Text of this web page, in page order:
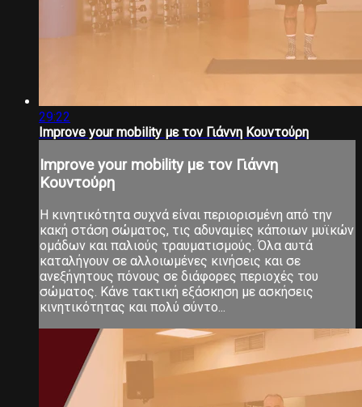
29:22
Improve your mobility με τον Γιάννη Κουντούρη
Improve your mobility με τον Γιάννη
Κουντούρη
Η κινητικότητα συχνά είναι περιορισμένη από την
κακή στάση σώματος, τις αδυναμίες κάποιων μυϊκών
ομάδων και παλιούς τραυματισμούς. Όλα αυτά
καταλήγουν σε αλλοιωμένες κινήσεις και σε
ανεξήγητους πόνους σε διάφορες περιοχές του
σώματος. Κάνε τακτική εξάσκηση με ασκήσεις
κινητικότητας και πολύ σύντο...